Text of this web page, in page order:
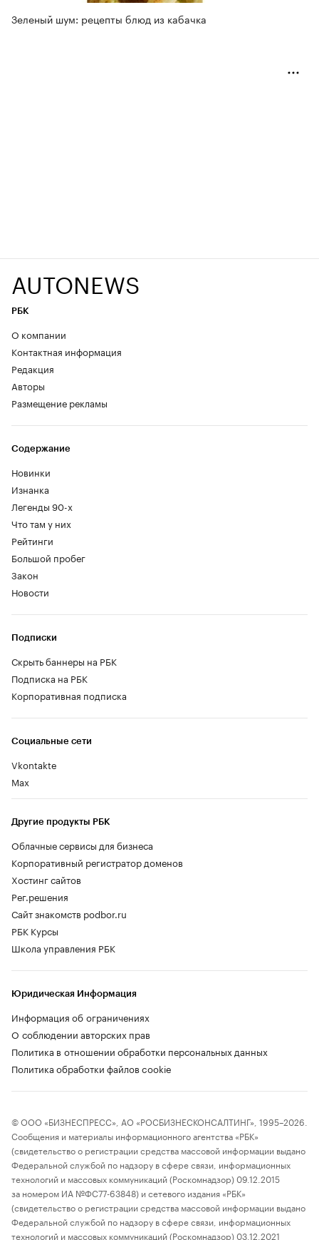
Зеленый шум: рецепты блюд из кабачка
AUTONEWS
РБК
О компании
Контактная информация
Редакция
Авторы
Размещение рекламы
Содержание
Новинки
Изнанка
Легенды 90-х
Что там у них
Рейтинги
Большой пробег
Закон
Новости
Социальные сети
Vkontakte
Max
Другие продукты РБК
Облачные сервисы для бизнеса
Корпоративный регистратор доменов
Хостинг сайтов
Рег.решения
Сайт знакомств podbor.ru
РБК Курсы
Школа управления РБК
Подписки
Скрыть баннеры на РБК
Подписка на РБК
Корпоративная подписка
Юридическая Информация
Информация об ограничениях
О соблюдении авторских прав
Политика в отношении обработки персональных данных
Политика обработки файлов cookie
© ООО «БИЗНЕСПРЕСС», АО «РОСБИЗНЕСКОНСАЛТИНГ», 1995–2026.
Сообщения и материалы информационного агентства «РБК»
(свидетельство о регистрации средства массовой информации выдано
Федеральной службой по надзору в сфере связи, информационных
технологий и массовых коммуникаций (Роскомнадзор) 09.12.2015
за номером ИА №ФС77-63848) и сетевого издания «РБК»
(свидетельство о регистрации средства массовой информации выдано
Федеральной службой по надзору в сфере связи, информационных
технологий и массовых коммуникаций (Роскомнадзор) 03.12.2021